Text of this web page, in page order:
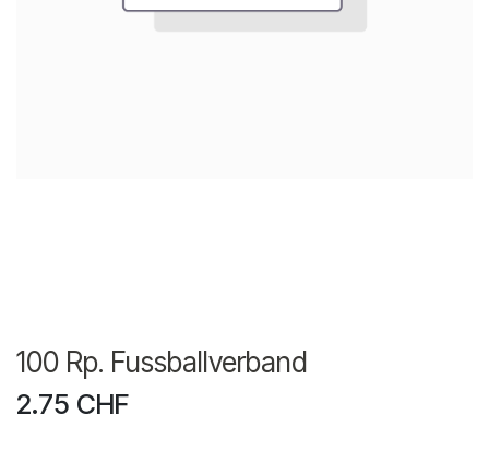
100 Rp. Fussballverband
2.75 CHF